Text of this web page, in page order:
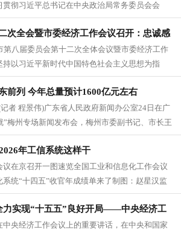
彻习近平总书记在中央政治局常务委员会会
、中央农村...
次全会暨市委经济工作会议召开：忠诚感
州现代化建设新局面
第八届委员会第十二次全体会议暨市委经济工作
以习近平新时代中国特色社会主义思想为指
二十届历...
前列 今年总量预计1600亿元左右
者 程景伟)广东省人民政府新闻办公室24日在广
”梅州专场新闻发布会，梅州市委副书记、市长王
年工信系统这样干
在京召开一图速览全国工业和信息化工作会议
统“十四五”收官年成绩单来了制图：赵星汉监
力实现“十五五”良好开局——中央经济工
响央经济工作会议上的重要讲话，在中央和国家